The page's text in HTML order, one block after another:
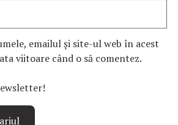
emailul și site-ul web în acest
viitoare când o să comentez.